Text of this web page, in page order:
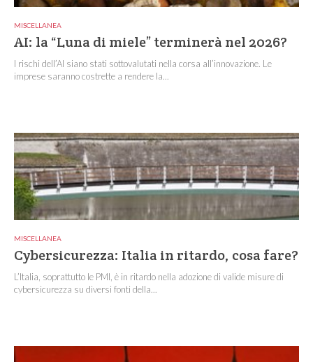
MISCELLANEA
AI: la “Luna di miele” terminerà nel 2026?
I rischi dell’AI siano stati sottovalutati nella corsa all’innovazione. Le
imprese saranno costrette a rendere la...
MISCELLANEA
Cybersicurezza: Italia in ritardo, cosa fare?
L’Italia, soprattutto le PMI, è in ritardo nella adozione di valide misure di
cybersicurezza su diversi fonti della...